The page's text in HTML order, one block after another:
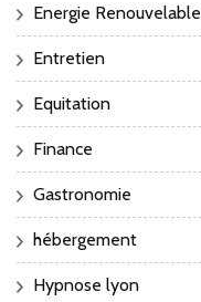
Energie Renouvelable
Entretien
Equitation
Finance
Gastronomie
hébergement
Hypnose lyon